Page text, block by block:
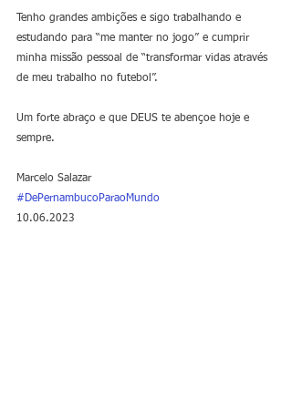
Tenho grandes ambições e sigo trabalhando e
estudando para “me manter no jogo” e cumprir
minha missão pessoal de “transformar vidas através
de meu trabalho no futebol”.
Um forte abraço e que DEUS te abençoe hoje e
sempre.
Marcelo Salazar
#DePernambucoParaoMundo
10.06.2023